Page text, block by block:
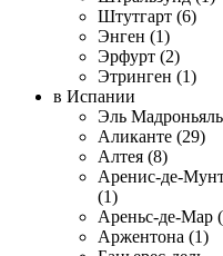
Штутгарт (6)
Энген (1)
Эрфурт (2)
Этринген (1)
в Испании
Эль
Аликанте (29)
Алтея (8)
Аренис-де-
(1)
Ареньс-де-Мар
Аржентона (1)